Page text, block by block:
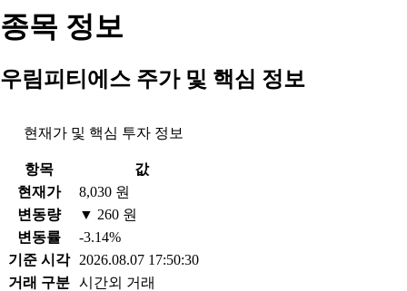
종목 정보
우림피티에스 주가 및 핵심 정보
현재가 및 핵심 투자 정보
항목
값
현재가
8,030 원
변동량
▼ 260 원
변동률
-3.14%
기준 시각
2026.08.07 17:50:30
거래 구분 시간외 거래